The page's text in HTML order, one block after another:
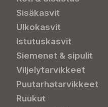
Sisäkasvit
Ulkokasvit
Istutuskasvit
Siemenet & sipulit
Viljelytarvikkeet
Puutarhatarvikkeet
Ruukut